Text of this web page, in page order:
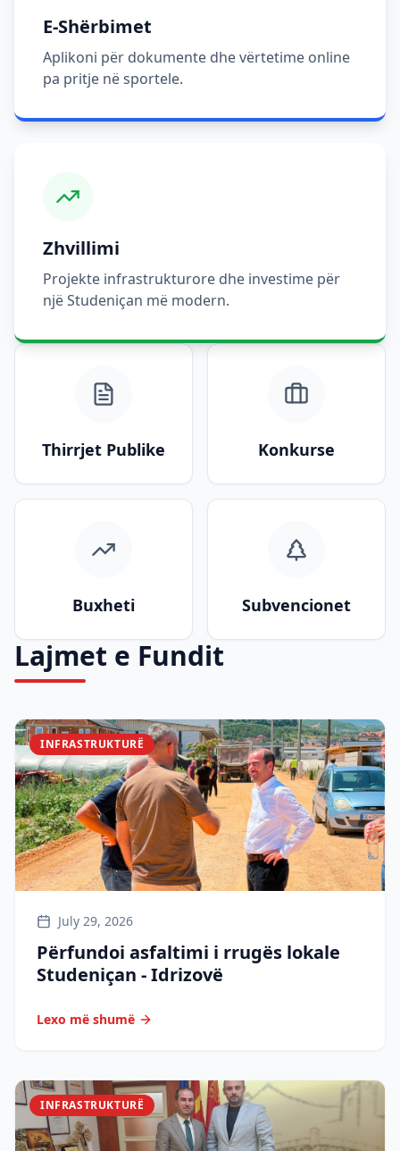
E-Shërbimet
Aplikoni për dokumente dhe vërtetime online
pa pritje në sportele.
Zhvillimi
Projekte infrastrukturore dhe investime për
një Studeniçan më modern.
Thirrjet Publike Konkurse
Buxheti Subvencionet
Lajmet e Fundit
INFRASTRUKTURË
July 29, 2026
Përfundoi asfaltimi i rrugës lokale
Studeniçan - Idrizovë
Lexo më shumë
INFRASTRUKTURË